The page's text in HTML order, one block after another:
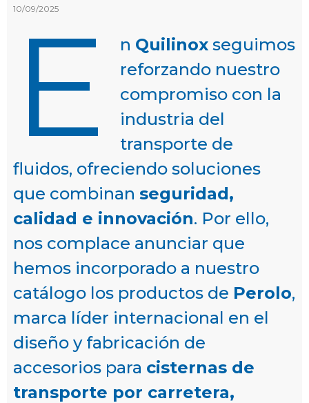
10/09/2025
E n Quilinoxseguimos
reforzando nuestro
compromiso con la
industria del
transporte de
fluidos, ofreciendo soluciones
que combinan seguridad,
calidad e innovación. Por ello,
nos complace anunciar que
hemos incorporado a nuestro
catálogo los productos de Perolo,
marca líder internacional en el
diseño y fabricación de
accesorios para cisternas de
transporte por carretera,